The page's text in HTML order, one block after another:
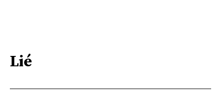
Lié